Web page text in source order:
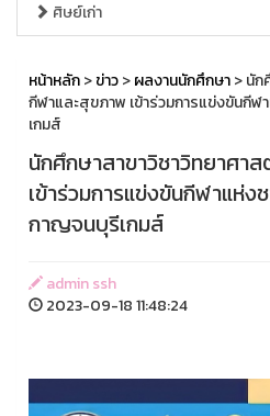
ศิษย์เก่า
หน้าหลัก>ข่าว>ผลงานนักศึกษา> นัก
กีฬาและสุขภาพ เข้าร่วมการแข่งขันกี
เกมส์
นักศึกษาสาขาวิชาวิทยาศา
เข้าร่วมการแข่งขันกีฬาแห่
กาญจนบุรีเกมส์
admin ssh
2023-09-18 11:48:24